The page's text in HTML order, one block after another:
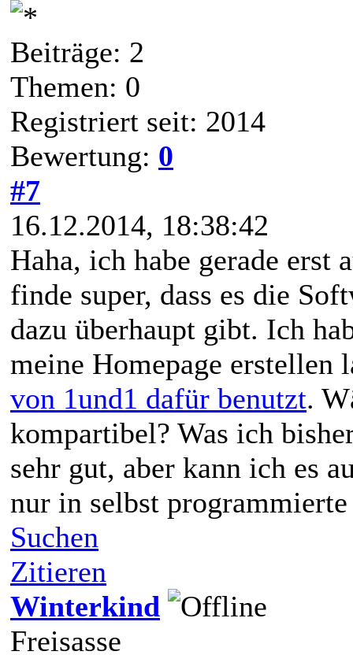
Beiträge: 2
Themen: 0
Registriert seit: 2014
Bewertung: 0
#7
16.12.2014, 18:38:42
Haha, ich habe gerade erst
finde super, dass es die
dazu überhaupt gibt. Ich
meine Homepage erstellen
von 1und1 dafür benutzt.
kompartibel? Was ich
sehr gut, aber kann ich es
nur in selbst
Suchen
Zitieren
Winterkind
Freisasse